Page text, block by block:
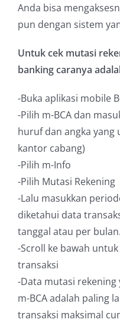
Anda bisa
pun dengan sistem
Untuk cek mutasi
banking caranya
-Buka aplikasi mobile
-Pilih m-BCA dan
huruf dan angka
kantor cabang)
-Pilih m-Info
-Pilih Mutasi Rekening
-Lalu masukkan
diketahui data
tanggal atau per
-Scroll ke bawah
transaksi
-Data mutasi
m-BCA adalah paling
transaksi maksimal